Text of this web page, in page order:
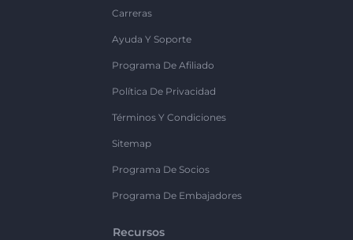
Carreras
Ayuda Y Soporte
Programa De Afiliado
Política De Privacidad
Términos Y Condiciones
Sitemap
Programa De Socios
Programa De Embajadores
Recursos